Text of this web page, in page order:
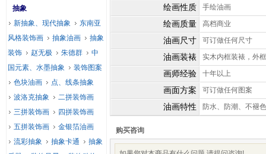
绘画性质 手绘油画
绘画质量 高档商业
油画尺寸 可订做任何尺寸
油画装裱 实木内框装裱，外
画师经验 十年以上
画面方案 可订做任何图案
油画特性 防水、防潮、不褪色
购买咨询
抽象
新抽象、现代抽象
东南亚
风格装饰画
抽象油画
抽象
装饰
赵无极 朱德群
中
国元素、水墨抽象
装饰图案
色块油画
点、线条抽象
波洛克抽象
二拼装饰画
三拼装饰画
四拼装饰画
五拼装饰画
金银箔油画
流彩抽象
抽象卡通
抽象